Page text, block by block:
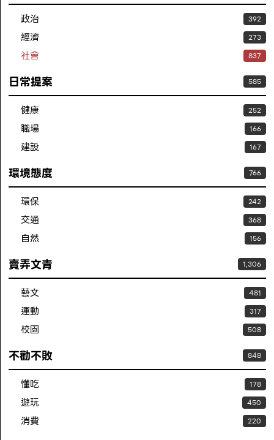
政治 392
經濟 273
社會 837
日常提案 585
健康 252
職場 166
建設 167
環境態度 766
環保 242
交通 368
自然 156
賣弄文青 1,306
藝文 481
運動 317
校園 508
不勸不敗 848
懂吃 178
遊玩 450
消費 220